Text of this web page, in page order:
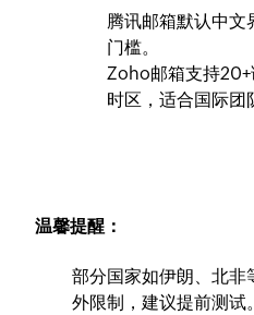
腾讯邮箱默认中文
门槛。
Zoho邮箱支持
时区，适合国际团
温馨提醒：
部分国家如伊朗、北
外限制，建议提前测试。